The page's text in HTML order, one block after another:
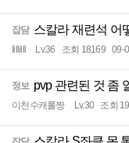
잡담 스칼라 재련석 어
Iillilll Lv.36 조회 18169 09-
정보 pvp 관련된 것 좀
이천수캐롤짱 Lv.30 조회